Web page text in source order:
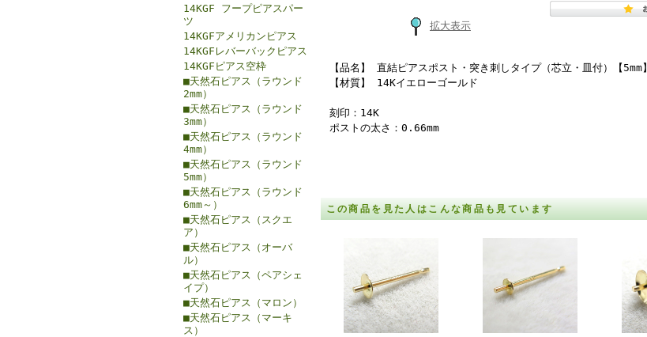
14KGF フープピアスパー
ツ
14KGFアメリカンピアス
14KGFレバーバックピアス
14KGFピアス空枠
■天然石ピアス（ラウンド
2mm）
■天然石ピアス（ラウンド
3mm）
■天然石ピアス（ラウンド
4mm）
■天然石ピアス（ラウンド
5mm）
■天然石ピアス（ラウンド
6mm～）
■天然石ピアス（スクエ
ア）
■天然石ピアス（オーバ
ル）
■天然石ピアス（ペアシェ
イプ）
■天然石ピアス（マロン）
■天然石ピアス（マーキ
ス）
拡大表示
【品名】 直結ピアスポスト・突き刺しタイプ（芯立・皿付）【5mm】
【材質】 14Kイエローゴールド
刻印：14K
ポストの太さ：0.66mm
この商品を見た人はこんな商品も見ています